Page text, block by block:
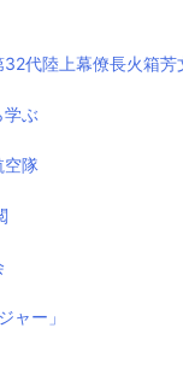
代陸上幕僚長火箱芳
学ぶ
空隊
ャー」